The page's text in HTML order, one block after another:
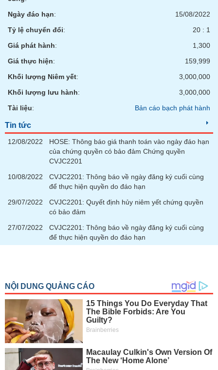
Ngày đáo hạn:
15/08/2022
Tỷ lệ chuyển đổi:
20 : 1
Giá phát hành:
1,300
Giá thực hiện:
159,999
Khối lượng Niêm yết:
3,000,000
Khối lượng lưu hành:
3,000,000
Tài liệu: Bản cáo bạch phát hành
Tin tức
12/08/2022
HOSE: Thông báo giá thanh toán vào ngày đáo hạn
của chứng quyền có bảo đảm Chứng quyền
CVJC2201
10/08/2022
CVJC2201: Thông báo về ngày đăng ký cuối cùng
để thực hiện quyền do đáo hạn
29/07/2022
CVJC2201: Quyết định hủy niêm yết chứng quyền
có bảo đảm
27/07/2022
CVJC2201: Thông báo về ngày đăng ký cuối cùng
để thực hiện quyền do đáo hạn
chính